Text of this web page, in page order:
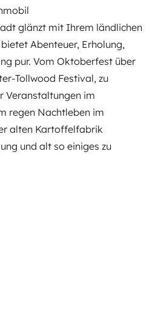
glänzt mit Ihrem ländlichen
Abenteuer, Erholung,
pur. Vom Oktoberfest über
Tollwood Festival, zu
Veranstaltungen im
regen Nachtleben im
alten Kartoffelfabrik
und alt so einiges zu